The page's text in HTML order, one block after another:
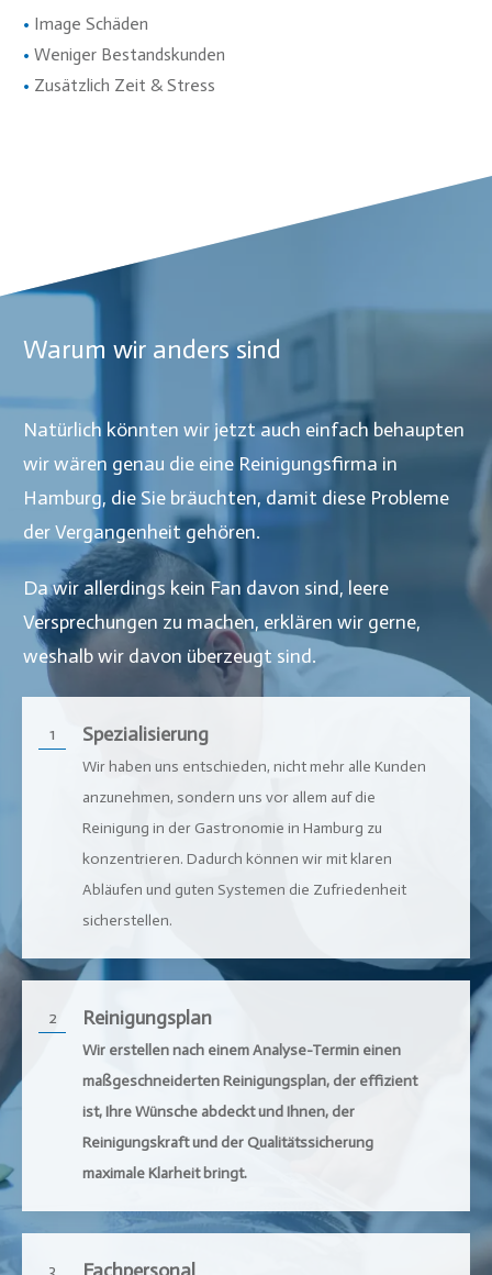
• Image Schäden
• Weniger Bestandskunden
• Zusätzlich Zeit & Stress
Warum wir anders sind
Natürlich könnten wir jetzt auch einfach behaupten
wir wären genau die eine Reinigungsfirma in
Hamburg, die Sie bräuchten, damit diese Probleme
der Vergangenheit gehören.
Da wir allerdings kein Fan davon sind, leere
Versprechungen zu machen, erklären wir gerne,
weshalb wir davon überzeugt sind.
1 Spezialisierung
Wir haben uns entschieden, nicht mehr alle Kunden
anzunehmen, sondern uns vor allem auf die
Reinigung in der Gastronomie in Hamburg zu
konzentrieren. Dadurch können wir mit klaren
Abläufen und guten Systemen die Zufriedenheit
sicherstellen.
2 Reinigungsplan
Wir erstellen nach einem Analyse-Termin einen
maßgeschneiderten Reinigungsplan, der effizient
ist, Ihre Wünsche abdeckt und Ihnen, der
Reinigungskraft und der Qualitätssicherung
maximale Klarheit bringt.
3